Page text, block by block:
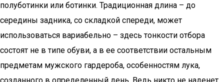
полуботинки или ботинки. Традиционная длина – до
середины задника, со складкой спереди, может
использоваться вариабельно – здесь тонкости отбора
состоят не в типе обуви, а в ее соответствии остальным
предметам мужского гардероба, особенностям лука,